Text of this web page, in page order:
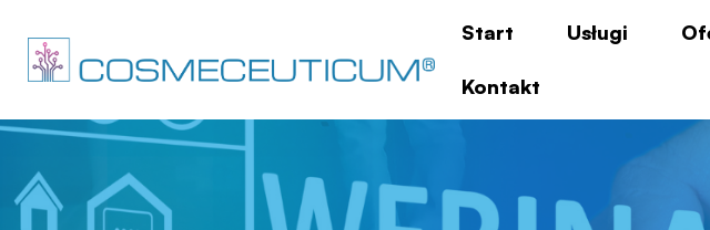
Start Usługi
Kontakt